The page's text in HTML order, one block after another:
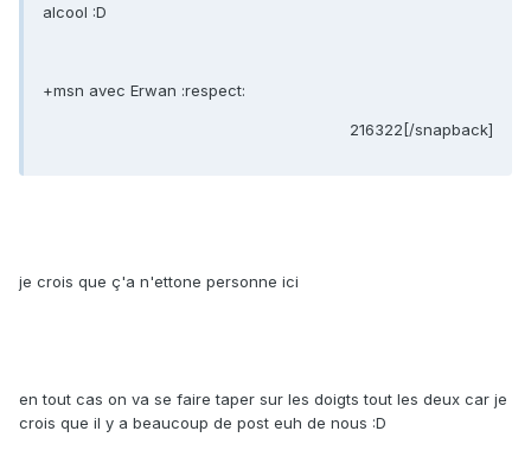
alcool :D
+msn avec Erwan :respect:
216322[/snapback]
je crois que ç'a n'ettone personne ici
en tout cas on va se faire taper sur les doigts tout les deux car je
crois que il y a beaucoup de post euh de nous :D